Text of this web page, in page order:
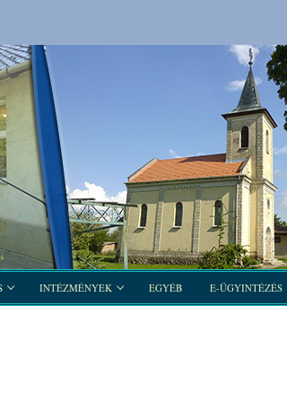
INTÉZMÉNYEK EGYÉB E-ÜGYINTÉZÉS